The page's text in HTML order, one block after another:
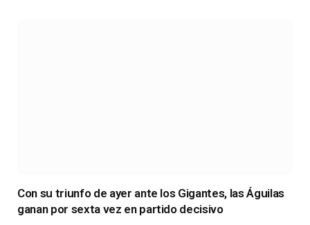
Con su triunfo de ayer ante los Gigantes, las Águilas
ganan por sexta vez en partido decisivo